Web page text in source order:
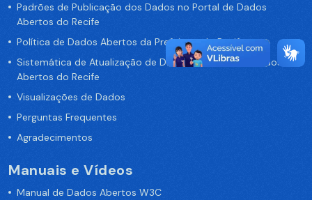
Padrões de Publicação dos Dados no Portal de Dados
Abertos do Recife
Política de Dados Abertos da Prefeitura do Recife
Sistemática de Atualização de Dados do Portal de Dados
Abertos do Recife
Visualizações de Dados
Perguntas Frequentes
Agradecimentos
Manuais e Vídeos
Manual de Dados Abertos W3C